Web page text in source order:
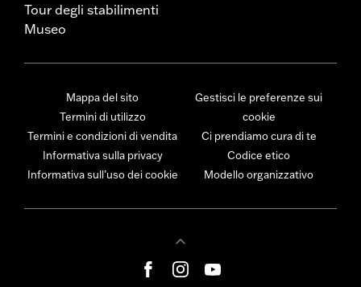
Tour degli stabilimenti
Museo
Mappa del sito
Termini di utilizzo
Termini e condizioni di vendita
Informativa sulla privacy
Informativa sull’uso dei cookie
Gestisci le preferenze sui
cookie
Ci prendiamo cura di te
Codice etico
Modello organizzativo